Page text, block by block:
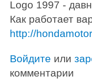
Logo 1997 -
Как работает
http://
Войдите или
комментарии